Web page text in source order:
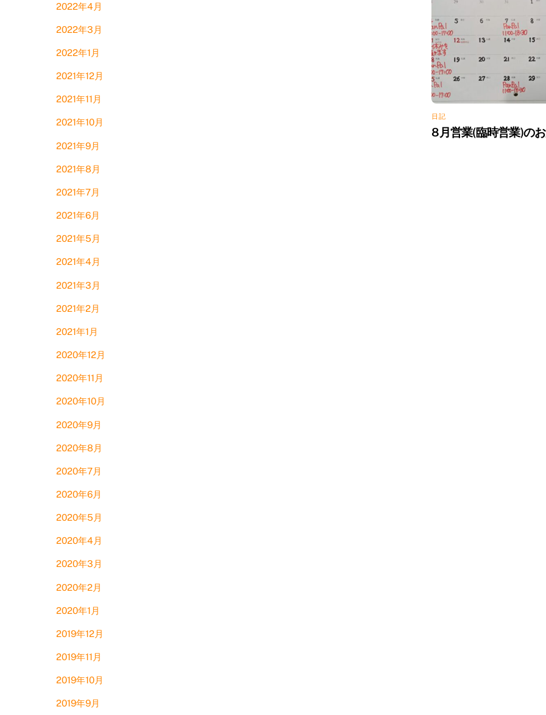
日記
8月営業(臨時営業)の
2022年4月
2022年3月
2022年1月
2021年12月
2021年11月
2021年10月
2021年9月
2021年8月
2021年7月
2021年6月
2021年5月
2021年4月
2021年3月
2021年2月
2021年1月
2020年12月
2020年11月
2020年10月
2020年9月
2020年8月
2020年7月
2020年6月
2020年5月
2020年4月
2020年3月
2020年2月
2020年1月
2019年12月
2019年11月
2019年10月
2019年9月